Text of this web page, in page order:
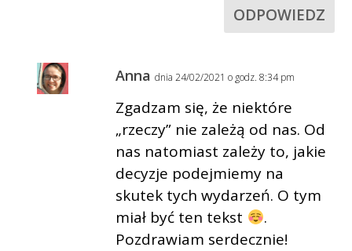
ODPOWIEDZ
Anna dnia 24/02/2021 o godz. 8:34 pm
Zgadzam się, że niektóre
„rzeczy” nie zależą od nas. Od
nas natomiast zależy to, jakie
decyzje podejmiemy na
skutek tych wydarzeń. O tym
miał być ten tekst
.
Pozdrawiam serdecznie!